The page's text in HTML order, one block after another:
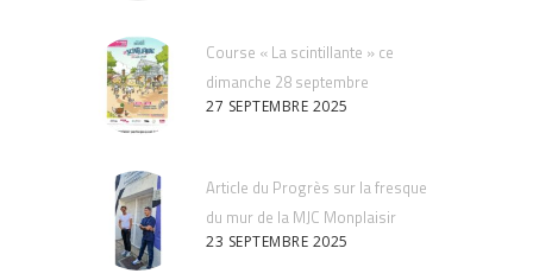
Course « La scintillante » ce
dimanche 28 septembre
27 SEPTEMBRE 2025
Article du Progrès sur la fresque
du mur de la MJC Monplaisir
23 SEPTEMBRE 2025